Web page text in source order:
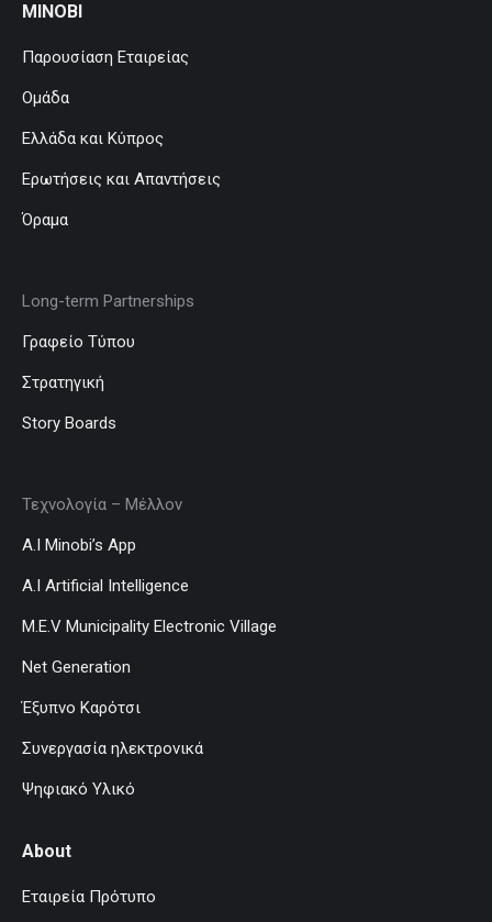
MINOBI
Παρουσίαση Εταιρείας
Ομάδα
Ελλάδα και Κύπρος
Ερωτήσεις και Απαντήσεις
Όραμα
Long-term Partnerships
Γραφείο Τύπου
Στρατηγική
Story Boards
Τεχνολογία – Μέλλον
A.I Minobi’s App
A.I Artificial Intelligence
M.E.V Municipality Electronic Village
Net Generation
Έξυπνο Καρότσι
Συνεργασία ηλεκτρονικά
Ψηφιακό Υλικό
About
Εταιρεία Πρότυπο